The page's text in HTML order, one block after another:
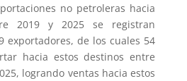
no petroleras hacia
2019 y 2025 se registran
exportadores, de los cuales 54
hacia estos destinos entre
logrando ventas hacia estos